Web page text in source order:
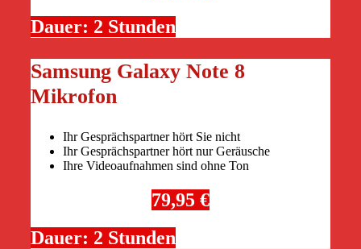
Dauer: 2 Stunden
Samsung Galaxy Note 8
Mikrofon
Ihr Gesprächspartner hört Sie nicht
Ihr Gesprächspartner hört nur Geräusche
Ihre Videoaufnahmen sind ohne Ton
79,95 €
Dauer: 2 Stunden